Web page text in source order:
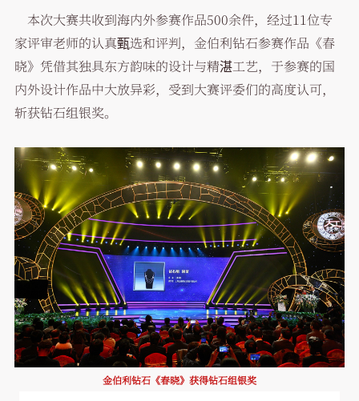
本次大赛共收到海内外参赛作品500余件，经过11位专
家评审老师的认真甄选和评判，金伯利钻石参赛作品《春
晓》凭借其独具东方韵味的设计与精湛工艺，于参赛的国
内外设计作品中大放异彩，受到大赛评委们的高度认可，
斩获钻石组银奖。
金伯利钻石《春晓》获得钻石组银奖